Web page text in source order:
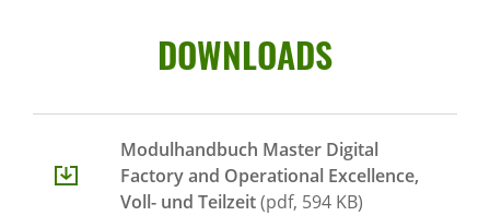
DOWN­LOADS
Modulhandbuch Master Digital
Factory and Operational Excellence,
Voll- und Teilzeit(pdf, 594 KB)